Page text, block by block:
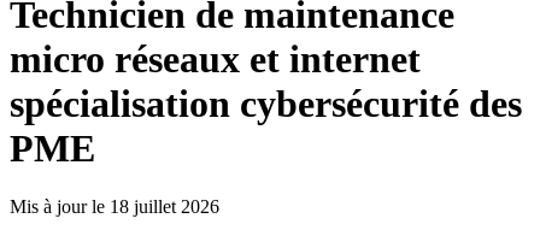
Technicien de maintenance
micro réseaux et internet
spécialisation cybersécurité des
PME
Mis à jour le 18 juillet 2026